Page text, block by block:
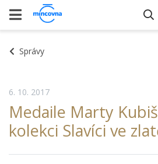
Správy
Medaile Marty
kolekci Slavíci ve
6. 10. 2017